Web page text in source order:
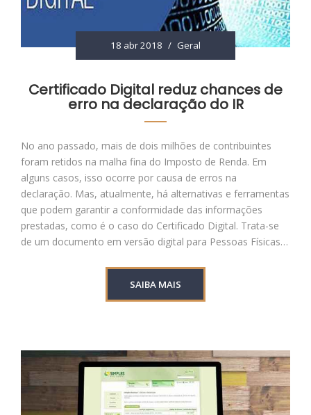
18 abr 2018 / Geral
Certificado Digital reduz chances de
erro na declaração do IR
No ano passado, mais de dois milhões de contribuintes
foram retidos na malha fina do Imposto de Renda. Em
alguns casos, isso ocorre por causa de erros na
declaração. Mas, atualmente, há alternativas e ferramentas
que podem garantir a conformidade das informações
prestadas, como é o caso do Certificado Digital. Trata-se
de um documento em versão digital para Pessoas Físicas…
SAIBA MAIS